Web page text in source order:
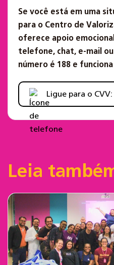
Se você está em uma
para o Centro de
oferece apoio
telefone, chat, e-mail
número é 188 e
Ligue para o
Leia